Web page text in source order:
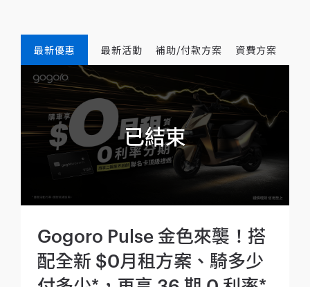
最新優惠 最新活動 補助/付款方案 資費方案
Gogoro Pulse 金色來襲！搭
配全新 $0月租方案、騎多少